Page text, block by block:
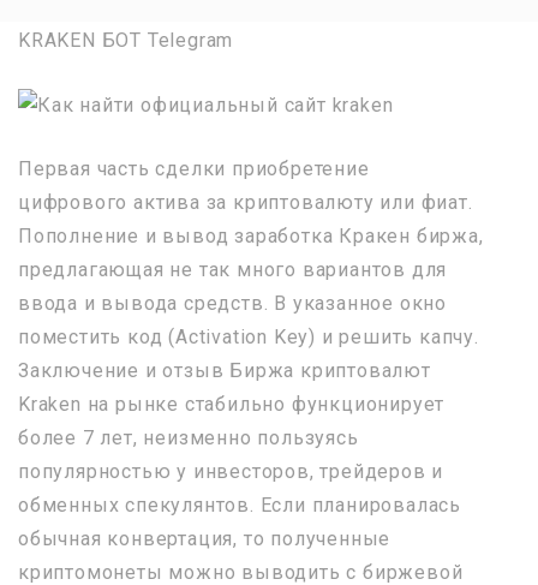
KRAKEN БОТ Telegram
Первая часть сделки приобретение
цифрового актива за криптовалюту или фиат.
Пополнение и вывод заработка Кракен биржа,
предлагающая не так много вариантов для
ввода и вывода средств. В указанное окно
поместить код (Activation Key) и решить капчу.
Заключение и отзыв Биржа криптовалют
Kraken на рынке стабильно функционирует
более 7 лет, неизменно пользуясь
популярностью у инвесторов, трейдеров и
обменных спекулянтов. Если планировалась
обычная конвертация, то полученные
криптомонеты можно выводить с биржевой